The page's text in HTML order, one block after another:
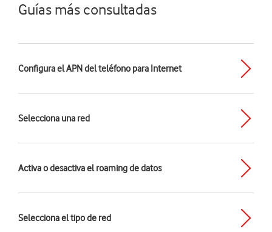
Guías más consultadas
Configura el APN del teléfono para Internet
Selecciona una red
Activa o desactiva el roaming de datos
Selecciona el tipo de red